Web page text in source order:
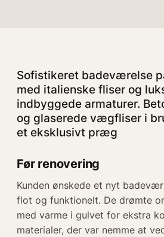
Sofistikeret badeværelse
med italienske fliser og
indbyggede armaturer.
og glaserede vægfliser i
et eksklusivt præg
Før renovering
Kunden ønskede et nyt
flot og funktionelt. De drømte
med varme i gulvet for ekstra
materialer, der var nemme at